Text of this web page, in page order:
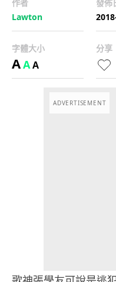
作者
Lawton
發佈
字體大小
AAA
分享
ADVERTISEMENT